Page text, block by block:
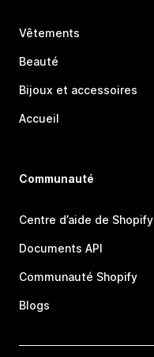
Vêtements
Beauté
Bijoux et accessoires
Accueil
Communauté
Centre d’aide de Shopify
Documents API
Communauté Shopify
Blogs